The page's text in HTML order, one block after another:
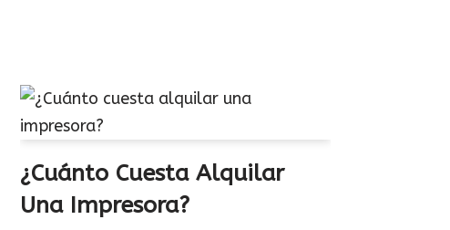
¿Cuánto Cuesta Alquilar
Una Impresora?